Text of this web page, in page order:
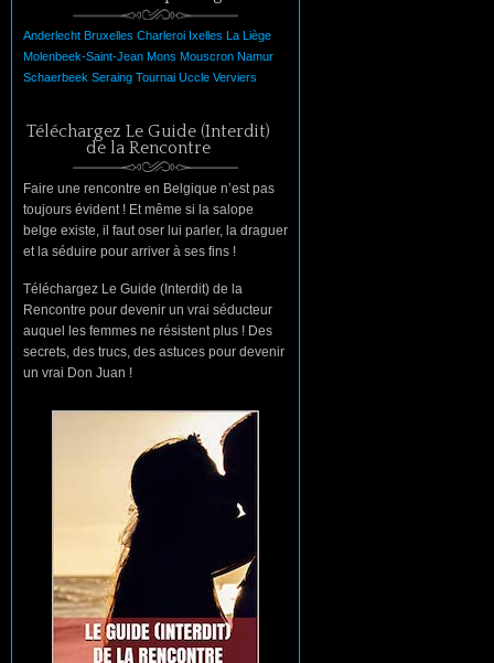
Anderlecht Bruxelles Charleroi Ixelles La Liège
Molenbeek-Saint-Jean Mons Mouscron Namur
Schaerbeek Seraing Tournai Uccle Verviers
Téléchargez Le Guide (Interdit)
de la Rencontre
Faire une rencontre en Belgique n’est pas
toujours évident ! Et même si la salope
belge existe, il faut oser lui parler, la draguer
et la séduire pour arriver à ses fins !
Téléchargez Le Guide (Interdit) de la
Rencontre pour devenir un vrai séducteur
auquel les femmes ne résistent plus ! Des
secrets, des trucs, des astuces pour devenir
un vrai Don Juan !